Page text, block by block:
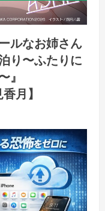
ルなお姉さん
り〜ふたりに
』
月】